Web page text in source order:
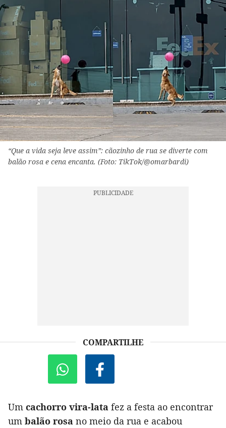
“Que a vida seja leve assim”: cãozinho de rua se diverte com
balão rosa e cena encanta. (Foto: TikTok/@omarbardi)
COMPARTILHE
Um cachorro vira-lata fez a festa ao encontrar
um balão rosa no meio da rua e acabou